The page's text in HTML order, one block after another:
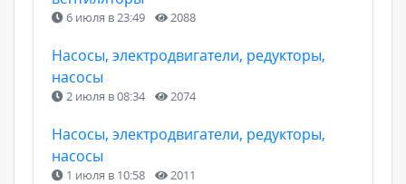
6 июля в 23:49 2088
Насосы, электродвигатели, редукторы,
насосы
2 июля в 08:34 2074
Насосы, электродвигатели, редукторы,
насосы
1 июля в 10:58 2011